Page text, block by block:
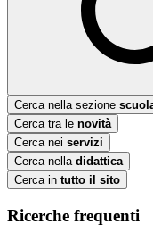
Cerca nella sezione
Cerca tra le novità
Cerca nei servizi
Cerca nella didattica
Cerca in tutto il sito
Ricerche frequenti